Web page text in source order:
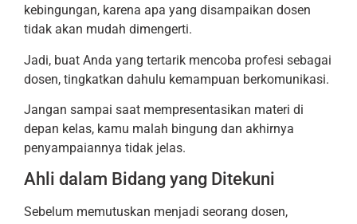
kebingungan, karena apa yang disampaikan dosen
tidak akan mudah dimengerti.
Jadi, buat Anda yang tertarik mencoba profesi sebagai
dosen, tingkatkan dahulu kemampuan berkomunikasi.
Jangan sampai saat mempresentasikan materi di
depan kelas, kamu malah bingung dan akhirnya
penyampaiannya tidak jelas.
Ahli dalam Bidang yang Ditekuni
Sebelum memutuskan menjadi seorang dosen,